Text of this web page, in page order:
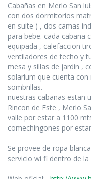
Cabañas en Merlo San
con dos dormitorios
en suite ) , dos camas
para bebe. cada cabaña
equipada , calefaccion
ventiladores de techo y
mesa y sillas de jardin ,
solarium que cuenta
sombrillas.
nuestras cabañas estan
Rincon de Este , Merlo
valle por estar a 1100
comechingones por
Se provee de ropa blanca
servicio wi fi dentro de la